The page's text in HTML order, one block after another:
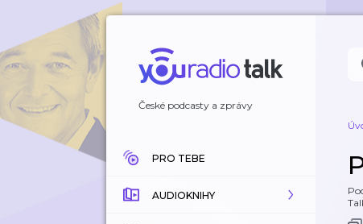
České podcasty a zprávy
PRO TEBE
AUDIOKNIHY